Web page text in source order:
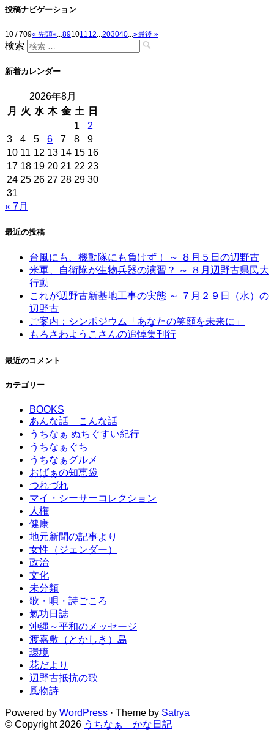
投稿ナビゲーション
10 / 709« 先頭« 891011 12 203040 »最後 »
検索
新着カレンダー
2026年8月
月
火 水 木 金 土
日
1
2
3
4 5 6 7 8
9
10 11 12 13 14 15 16
17 18 19 20 21 22 23
24 25 26 27 28 29 30
31
« 7月
最近の投稿
台風にも、機動隊にも負けず！ ～ ８月５日の辺野古
米軍、自衛隊が生物兵器の演習？ ～ ８月辺野古県民大
行動
これが辺野古新基地工事の実態 ～ ７月２９日（水）の
辺野古
ご案内：シンポジウム「あなたの笑顔を未来に」
もろさわようこさんの追悼集刊行
最近のコメント
カテゴリー
BOOKS
あんな話 こんな話
うちなぁ ぬちぐすい紀行
うちなぁぐち
うちなぁグルメ
おばぁの知恵袋
つれづれ
マイ・シーサーコレクション
人権
健康
地元新聞の記事より
女性（ジェンダー）
政治
文化
未分類
歌・唄・詩ごころ
氣功日誌
沖縄～平和のメッセージ
渡嘉敷（とかしき）島
環境
花だより
辺野古抵抗の歌
風物詩
Powered by WordPress · Theme by Satrya
© Copyright 2026 うちなぁ かな日記